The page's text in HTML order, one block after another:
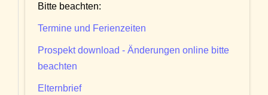
Bitte beachten:
Termine und Ferienzeiten
Prospekt download - Änderungen online bitte
beachten
Elternbrief